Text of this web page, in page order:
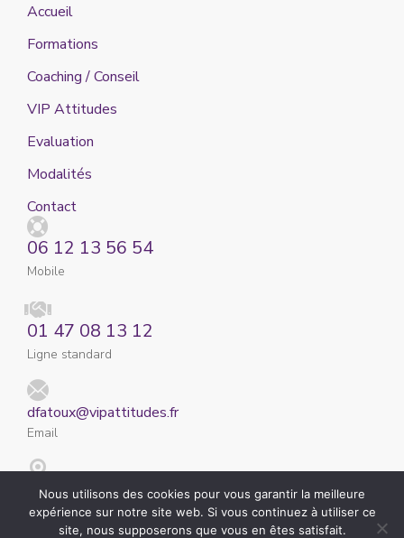
Accueil
Formations
Coaching / Conseil
VIP Attitudes
Evaluation
Modalités
Contact
06 12 13 56 54
Mobile
01 47 08 13 12
Ligne standard
dfatoux@vipattitudes.fr
Email
7 Domaine de la Côte Noire 92500 Rueil-Malmaison
Adresse
Nous utilisons des cookies pour vous garantir la meilleure
expérience sur notre site web. Si vous continuez à utiliser ce
site, nous supposerons que vous en êtes satisfait.